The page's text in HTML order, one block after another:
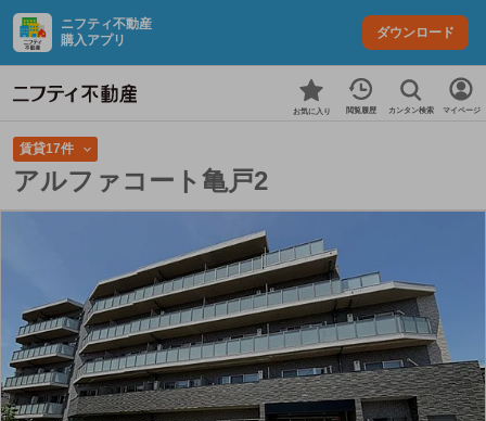
ニフティ不動産
購入アプリ
ダウンロード
お気に入り 閲覧履歴 カンタン検索 マイページ
賃貸17件
アルファコート亀戸2